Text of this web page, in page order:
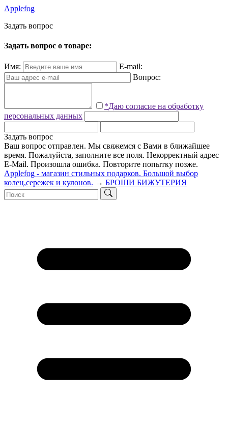
Applefog
Задать вопрос
Задать вопрос о товаре:
Имя:
E-mail:
Вопрос:
*Даю согласие на обработку
персональных данных
Задать вопрос
Ваш вопрос отправлен. Мы свяжемся с Вами в ближайшее
время. Пожалуйста, заполните все поля. Некорректный адрес
E-Mail. Произошла ошибка. Повторите попытку позже.
Applefog - магазин стильных подарков. Большой выбор
колец,сережек и кулонов. → БРОШИ БИЖУТЕРИЯ